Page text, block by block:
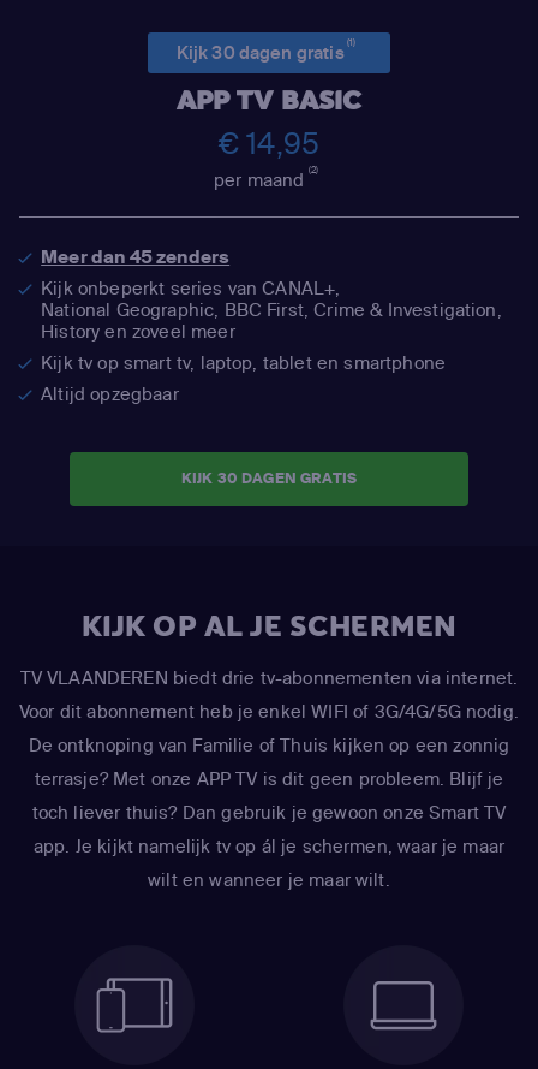
Kijk 30 dagen gratis(1)
APP TV BASIC
€ 14,95
per maand(2)
Meer dan 45 zenders
Kijk onbeperkt series van CANAL+,
National Geographic, BBC First, Crime & Investigation,
History en zoveel meer
Kijk tv op smart tv, laptop, tablet en smartphone
Altijd opzegbaar
KIJK 30 DAGEN GRATIS
KIJK OP AL JE SCHERMEN
TV VLAANDEREN biedt drie tv-abonnementen via internet.
Voor dit abonnement heb je enkel WIFI of 3G/4G/5G nodig.
De ontknoping van Familie of Thuis kijken op een zonnig
terrasje? Met onze APP TV is dit geen probleem. Blijf je
toch liever thuis? Dan gebruik je gewoon onze Smart TV
app. Je kijkt namelijk tv op ál je schermen, waar je maar
wilt en wanneer je maar wilt.